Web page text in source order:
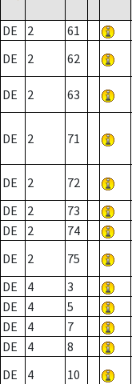
DE 2 61
DE
2 62
DE 2 63
DE 2 71
DE 2 72
DE
2 73
DE
2 74
DE
2 75
DE
4 3
DE
4 5
DE
4 7
DE
4 8
DE
4 10